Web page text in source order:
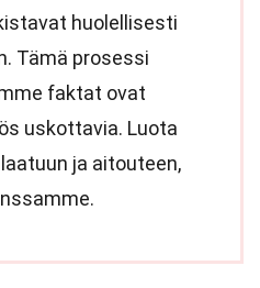
huolellisesti
Tämä prosessi
faktat ovat
uskottavia. Luota
ja aitouteen,